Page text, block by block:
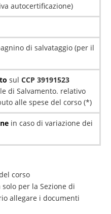
autocertificazione)
di salvataggio (per il
sul CCP 39191523
di Salvamento. relativo
alle spese del corso (*)
in caso di variazione dei
corso
per la Sezione di
allegare i documenti